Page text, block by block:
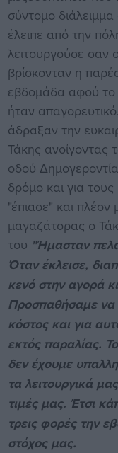
σύντομο
έλειπε από την
λειτουργούσε σαν
βρίσκονταν η
εβδομάδα αφού το
ήταν
άδραξαν την
Τάκης ανοίγοντας
οδού
δρόμο και για
"έπιασε" και
μαγαζάτορας ο
του "Ήμασταν
Όταν έκλεισε,
κενό στην αγορά
Προσπαθήσαμε να
κόστος και για
εκτός παραλίας.
δεν έχουμε
τα λειτουργικά
τιμές μας. Έτσι
τρεις φορές την
στόχος μας.